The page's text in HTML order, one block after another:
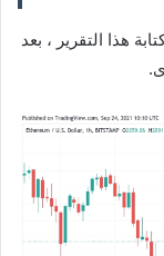
كتابة هذا التقرير ، بعد